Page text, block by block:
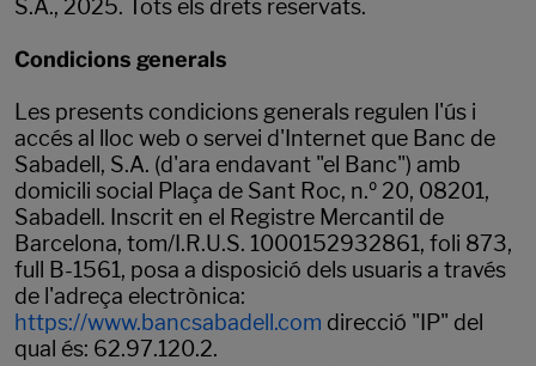
S.A., 2025. Tots els drets reservats.
Condicions generals
Les presents condicions generals regulen l'ús i
accés al lloc web o servei d'Internet que Banc de
Sabadell, S.A. (d'ara endavant "el Banc") amb
domicili social Plaça de Sant Roc, n.º 20, 08201,
Sabadell. Inscrit en el Registre Mercantil de
Barcelona, tom/I.R.U.S. 1000152932861, foli 873,
full B-1561, posa a disposició dels usuaris a través
de l'adreça electrònica:
https://www.bancsabadell.com direcció "IP" del
qual és: 62.97.120.2.